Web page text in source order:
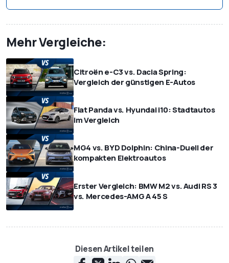
Mehr Vergleiche:
Citroën e-C3 vs. Dacia Spring:
Vergleich der günstigen E-Autos
Fiat Panda vs. Hyundai i10: Stadtautos
im Vergleich
MG4 vs. BYD Dolphin: China-Duell der
kompakten Elektroautos
Erster Vergleich: BMW M2 vs. Audi RS 3
vs. Mercedes-AMG A 45 S
Diesen Artikel teilen